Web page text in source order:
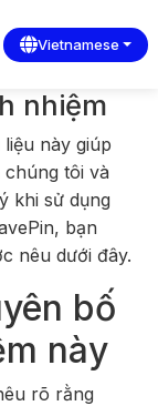
Vietnamese
nhiệm
này giúp
tôi và
khi sử dụng
bạn
nêu dưới đây.
bố
này
rõ rằng